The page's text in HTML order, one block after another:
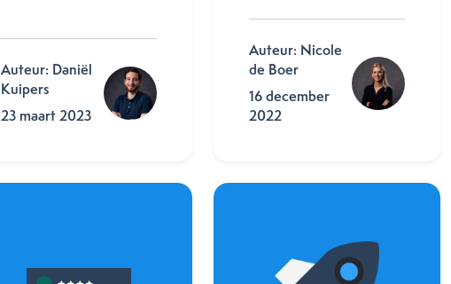
Auteur: Daniël
Kuipers
23 maart 2023
Auteur: Nicole
de Boer
16 december
2022